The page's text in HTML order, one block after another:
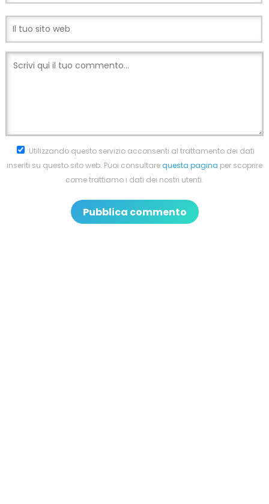
Utilizzando questo servizio acconsenti al trattamento dei dati
inseriti su questo sito web. Puoi consultarequesta pagina per scoprire
come trattiamo i dati dei nostri utenti.